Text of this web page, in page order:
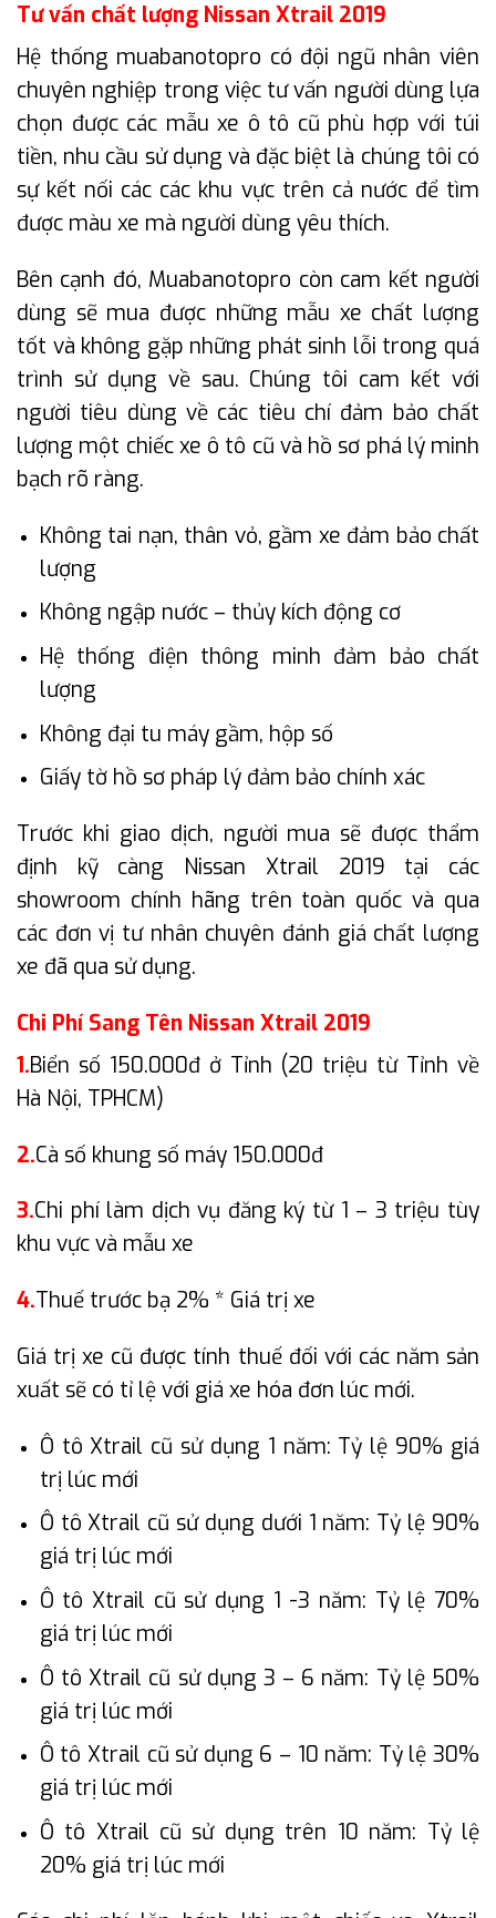
Tư vấn chất lượng Nissan Xtrail 2019
Hệ thống muabanotopro có đội ngũ nhân viên
chuyên nghiệp trong việc tư vấn người dùng lựa
chọn được các mẫu xe ô tô cũ phù hợp với túi
tiền, nhu cầu sử dụng và đặc biệt là chúng tôi có
sự kết nối các các khu vực trên cả nước để tìm
được màu xe mà người dùng yêu thích.
Bên cạnh đó, Muabanotopro còn cam kết người
dùng sẽ mua được những mẫu xe chất lượng
tốt và không gặp những phát sinh lỗi trong quá
trình sử dụng về sau. Chúng tôi cam kết với
người tiêu dùng về các tiêu chí đảm bảo chất
lượng một chiếc xe ô tô cũ và hồ sơ phá lý minh
bạch rõ ràng.
Không tai nạn, thân vỏ, gầm xe đảm bảo chất
lượng
Không ngập nước – thủy kích động cơ
Hệ thống điện thông minh đảm bảo chất
lượng
Không đại tu máy gầm, hộp số
Giấy tờ hồ sơ pháp lý đảm bảo chính xác
Trước khi giao dịch, người mua sẽ được thẩm
định kỹ càng Nissan Xtrail 2019 tại các
showroom chính hãng trên toàn quốc và qua
các đơn vị tư nhân chuyên đánh giá chất lượng
xe đã qua sử dụng.
Chi Phí Sang Tên Nissan Xtrail 2019
1.Biển số 150.000đ ở Tỉnh (20 triệu từ Tỉnh về
Hà Nội, TPHCM)
2.Cà số khung số máy 150.000đ
3.Chi phí làm dịch vụ đăng ký từ 1 – 3 triệu tùy
khu vực và mẫu xe
4.Thuế trước bạ 2% * Giá trị xe
Giá trị xe cũ được tính thuế đối với các năm sản
xuất sẽ có tỉ lệ với giá xe hóa đơn lúc mới.
Ô tô Xtrail cũ sử dụng 1 năm: Tỷ lệ 90% giá
trị lúc mới
Ô tô Xtrail cũ sử dụng dưới 1 năm: Tỷ lệ 90%
giá trị lúc mới
Ô tô Xtrail cũ sử dụng 1 -3 năm: Tỷ lệ 70%
giá trị lúc mới
Ô tô Xtrail cũ sử dụng 3 – 6 năm: Tỷ lệ 50%
giá trị lúc mới
Ô tô Xtrail cũ sử dụng 6 – 10 năm: Tỷ lệ 30%
giá trị lúc mới
Ô tô Xtrail cũ sử dụng trên 10 năm: Tỷ lệ
20% giá trị lúc mới